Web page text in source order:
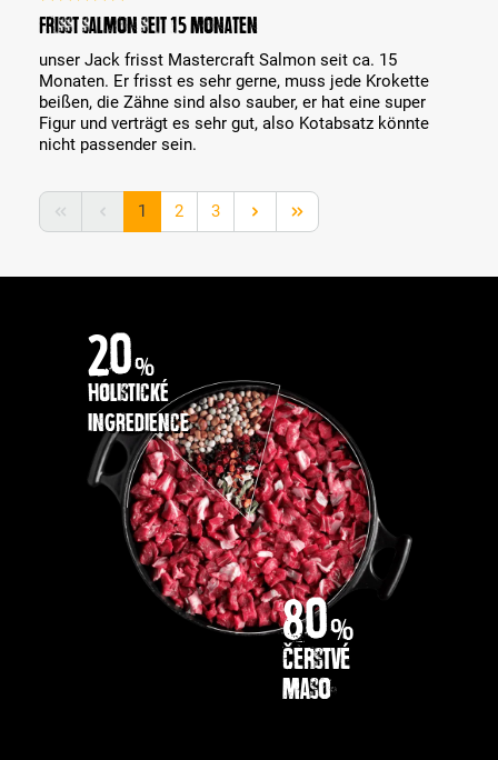
Recenze s hodnocením 5 z 5 hvězd
Frisst Salmon seit 15 Monaten
unser Jack frisst Mastercraft Salmon seit ca. 15
Monaten. Er frisst es sehr gerne, muss jede Krokette
beißen, die Zähne sind also sauber, er hat eine super
Figur und verträgt es sehr gut, also Kotabsatz könnte
nicht passender sein.
Strana
1 Strana
2 Strana
3
20%
holistické
ingredience
80%
čerstvé
maso